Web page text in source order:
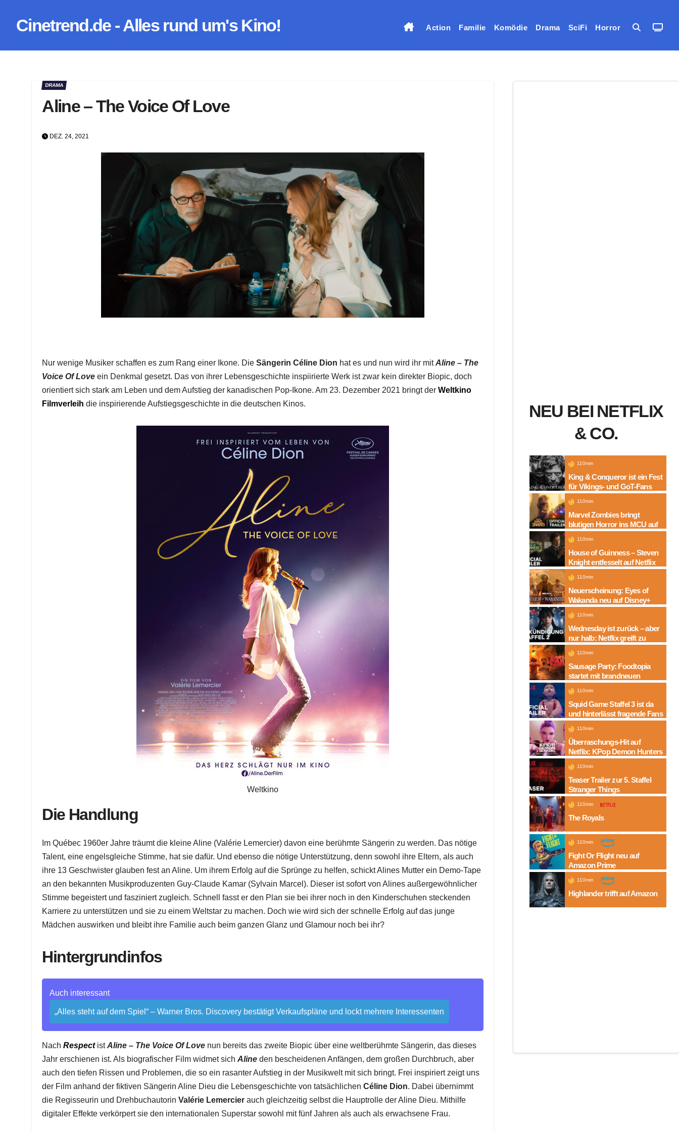
InhaltCinetrend.de - Alles rund um's Kino! Action Familie Komödie Drama SciFi Horror
DRAMA
Aline – The Voice Of Love
DEZ. 24, 2021
Nur wenige Musiker schaffen es zum Rang einer Ikone. DieSängerin Céline Dion hat es und nun wird ihr mitAline – The
Voice Of Love ein Denkmal gesetzt. Das von ihrer Lebensgeschichte inspiirierte Werk ist zwar kein direkter Biopic, doch
orientiert sich stark am Leben und dem Aufstieg der kanadischen Pop-Ikone. Am 23. Dezember 2021 bringt derWeltkino
Filmverleih die inspirierende Aufstiegsgeschichte in die deutschen Kinos.
Weltkino
Die Handlung
Im Québec 1960er Jahre träumt die kleine Aline (Valérie Lemercier) davon eine berühmte Sängerin zu werden. Das nötige
Talent, eine engelsgleiche Stimme, hat sie dafür. Und ebenso die nötige Unterstützung, denn sowohl ihre Eltern, als auch
ihre 13 Geschwister glauben fest an Aline. Um ihrem Erfolg auf die Sprünge zu helfen, schickt Alines Mutter ein Demo-Tape
an den bekannten Musikproduzenten Guy-Claude Kamar (Sylvain Marcel). Dieser ist sofort von Alines außergewöhnlicher
Stimme begeistert und fasziniert zugleich. Schnell fasst er den Plan sie bei ihrer noch in den Kinderschuhen steckenden
Karriere zu unterstützen und sie zu einem Weltstar zu machen. Doch wie wird sich der schnelle Erfolg auf das junge
Mädchen auswirken und bleibt ihre Familie auch beim ganzen Glanz und Glamour noch bei ihr?
Hintergrundinfos
Auch interessant
„Alles steht auf dem Spiel“ – Warner Bros. Discovery bestätigt Verkaufspläne und lockt mehrere Interessenten
NachRespectistAline – The Voice Of Love nun bereits das zweite Biopic über eine weltberühmte Sängerin, das dieses
Jahr erschienen ist. Als biografischer Film widmet sichAline den bescheidenen Anfängen, dem großen Durchbruch, aber
auch den tiefen Rissen und Problemen, die so ein rasanter Aufstieg in der Musikwelt mit sich bringt. Frei inspiriert zeigt uns
der Film anhand der fiktiven Sängerin Aline Dieu die Lebensgeschichte von tatsächlichenCéline Dion. Dabei übernimmt
die Regisseurin und DrehbuchautorinValérie Lemercier auch gleichzeitig selbst die Hauptrolle der Aline Dieu. Mithilfe
digitaler Effekte verkörpert sie den internationalen Superstar sowohl mit fünf Jahren als auch als erwachsene Frau.
NEU BEI NETFLIX
& CO.
110min
King & Conqueror ist ein Fest
für Vikings- und GoT-Fans
110min
Marvel Zombies bringt
blutigen Horror ins MCU auf
Disney+
110min
House of Guinness – Steven
Knight entfesselt auf Netflix
die dunkle Seite einer
Legende
110min
Neuerscheinung: Eyes of
Wakanda neu auf Disney+
110min
Wednesday ist zurück – aber
nur halb: Netflix greift zu
neuem Serien-Trick
110min
Sausage Party: Foodtopia
startet mit brandneuen
Folgen auf Amazon
110min
Squid Game Staffel 3 ist da
und hinterlässt fragende Fans
110min
Überraschungs-Hit auf
Netflix: KPop Demon Hunters
110min
Teaser Trailer zur 5. Staffel
Stranger Things
110min
The Royals
110min
Fight Or Flight neu auf
Amazon Prime
110min
Highlander trifft auf Amazon